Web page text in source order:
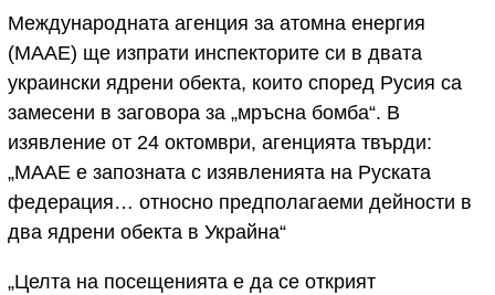
Международната агенция за атомна енергия
(МААЕ) ще изпрати инспекторите си в двата
украински ядрени обекта, които според Русия са
замесени в заговора за „мръсна бомба“. В
изявление от 24 октомври, агенцията твърди:
„МААЕ е запозната с изявленията на Руската
федерация… относно предполагаеми дейности в
два ядрени обекта в Украйна“
„Целта на посещенията е да се открият